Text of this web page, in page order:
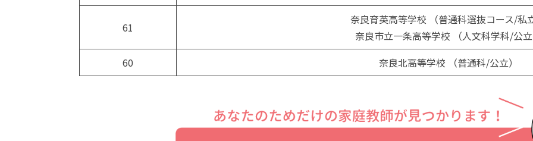
61
奈良育英高等学校 （普通科選抜コース/私
奈良市立一条高等学校 （人文科学科/公
60
奈良北高等学校 （普通科/公立）